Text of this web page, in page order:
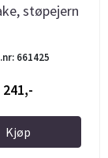
støpejern
661425
241,-
Kjøp